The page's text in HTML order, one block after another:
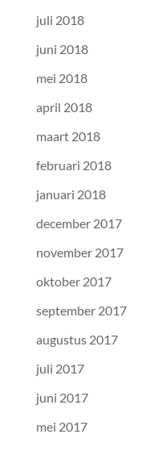
juli 2018
juni 2018
mei 2018
april 2018
maart 2018
februari 2018
januari 2018
december 2017
november 2017
oktober 2017
september 2017
augustus 2017
juli 2017
juni 2017
mei 2017